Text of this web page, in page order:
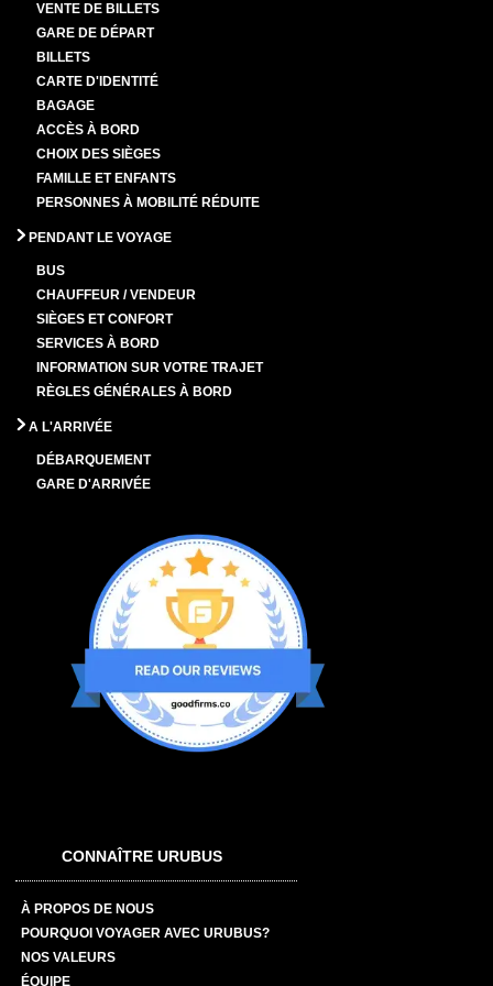
VENTE DE BILLETS
GARE DE DÉPART
BILLETS
CARTE D'IDENTITÉ
BAGAGE
ACCÈS À BORD
CHOIX DES SIÈGES
FAMILLE ET ENFANTS
PERSONNES À MOBILITÉ RÉDUITE
PENDANT LE VOYAGE
BUS
CHAUFFEUR / VENDEUR
SIÈGES ET CONFORT
SERVICES À BORD
INFORMATION SUR VOTRE TRAJET
RÈGLES GÉNÉRALES À BORD
A L'ARRIVÉE
DÉBARQUEMENT
GARE D'ARRIVÉE
CONNAÎTRE URUBUS
À PROPOS DE NOUS
POURQUOI VOYAGER AVEC URUBUS?
NOS VALEURS
ÉQUIPE